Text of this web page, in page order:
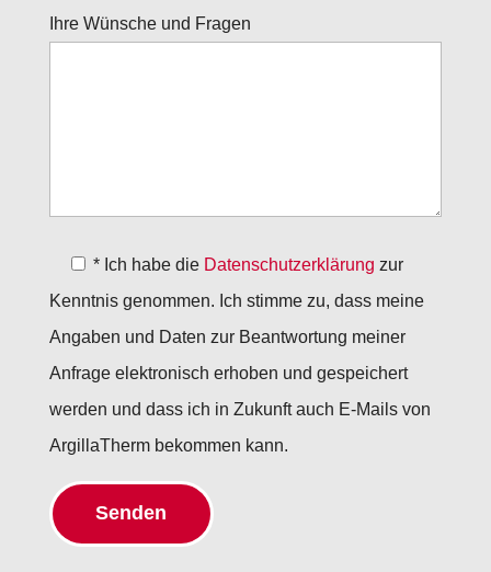
Ihre Wünsche und Fragen
*Ich habe die Datenschutzerklärung zur
Kenntnis genommen. Ich stimme zu, dass meine
Angaben und Daten zur Beantwortung meiner
Anfrage elektronisch erhoben und gespeichert
werden und dass ich in Zukunft auch E-Mails von
ArgillaTherm bekommen kann.